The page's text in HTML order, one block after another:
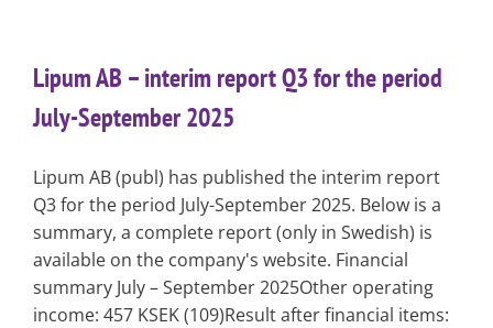
Lipum AB – interim report Q3 for the period
July-September 2025
Lipum AB (publ) has published the interim report
Q3 for the period July-September 2025. Below is a
summary, a complete report (only in Swedish) is
available on the company's website. Financial
summary July – September 2025Other operating
income: 457 KSEK (109)Result after financial items: